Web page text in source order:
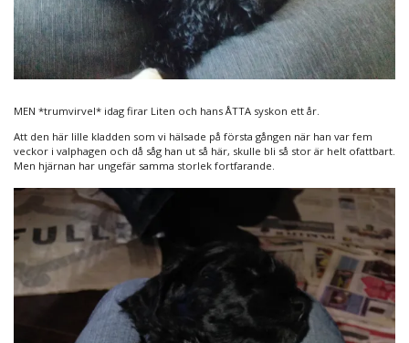
MEN *trumvirvel* idag firar Liten och hans ÅTTA syskon ett år.
Att den här lille kladden som vi hälsade på första gången när han var fem
veckor i valphagen och då såg han ut så här, skulle bli så stor är helt ofattbart.
Men hjärnan har ungefär samma storlek fortfarande.